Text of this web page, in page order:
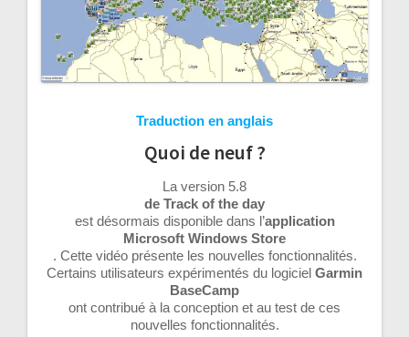
Traduction en anglais
Quoi de neuf ?
La version 5.8
de Track of the day
est désormais disponible dans l’application
Microsoft Windows Store
. Cette vidéo présente les nouvelles fonctionnalités.
Certains utilisateurs expérimentés du logiciel Garmin
BaseCamp
ont contribué à la conception et au test de ces
nouvelles fonctionnalités.